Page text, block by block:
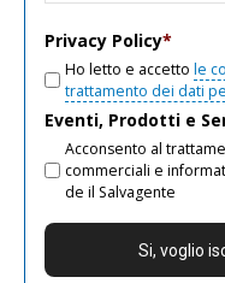
Privacy Policy*
Ho letto e accetto le
trattamento dei dati
Eventi, Prodotti e
Acconsento al
commerciali e
de il Salvagente